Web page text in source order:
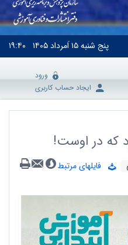
پنج شنبه۱۵ اَمرداد ۱۴۰۵ ۱۹:۴۰
ورود
ایجاد حساب کاربری
که در اوست!
فایلهای مرتبط